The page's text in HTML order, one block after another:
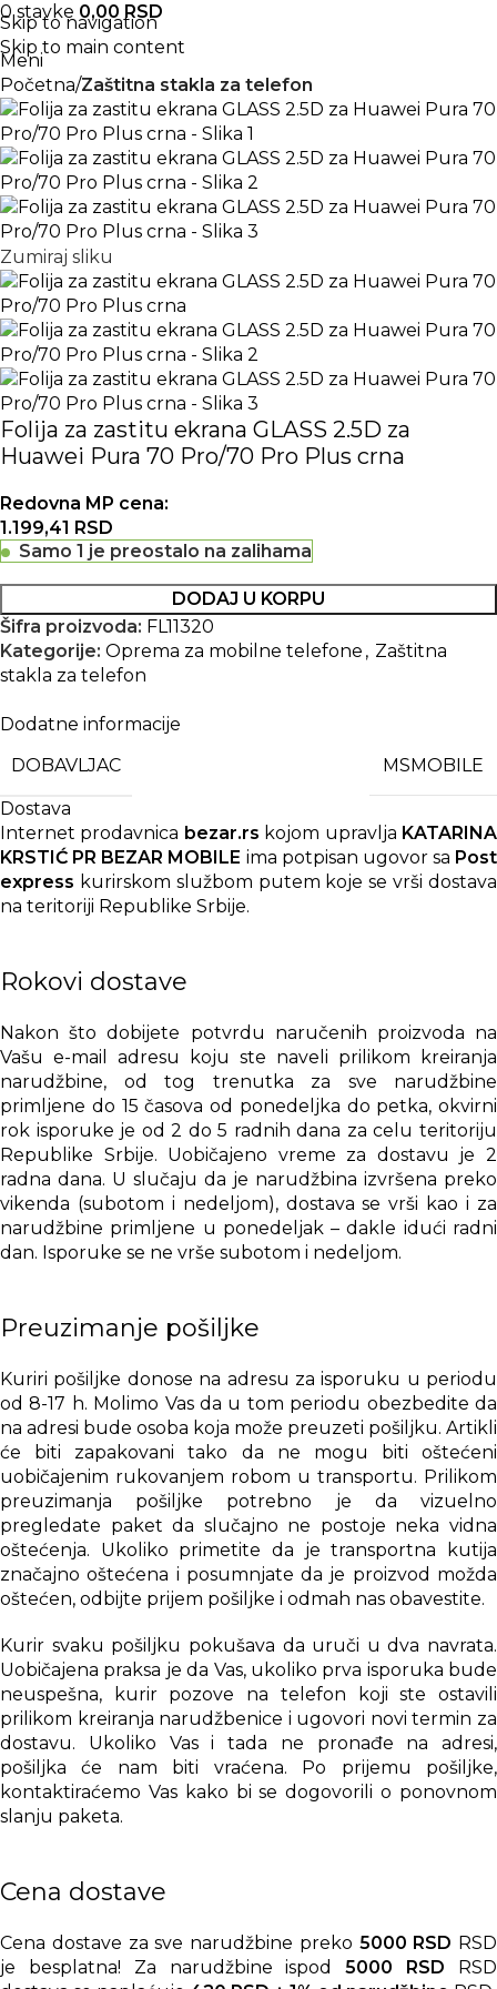
Skip to navigation
Skip to main content
0stavke 0,00 RSD
Meni
Početna Zaštitna stakla za telefon
Zumiraj sliku
Folija za zastitu ekrana GLASS 2.5D za
Huawei Pura 70 Pro/70 Pro Plus crna
Redovna MP cena:
1.199,41 RSD
Samo 1 je preostalo na zalihama
DODAJ U KORPU
Šifra proizvoda: FL11320
Kategorije: Oprema za mobilne telefone , Zaštitna
stakla za telefon
Dodatne informacije
DOBAVLJAC
MSMOBILE
Dostava
Internet prodavnica bezar.rs kojom upravlja KATARINA
KRSTIĆ PR BEZAR MOBILE ima potpisan ugovor sa Post
express kurirskom službom putem koje se vrši dostava
na teritoriji Republike Srbije.
Rokovi dostave
Nakon što dobijete potvrdu naručenih proizvoda na
Vašu e-mail adresu koju ste naveli prilikom kreiranja
narudžbine, od tog trenutka za sve narudžbine
primljene do 15 časova od ponedeljka do petka, okvirni
rok isporuke je od 2 do 5 radnih dana za celu teritoriju
Republike Srbije. Uobičajeno vreme za dostavu je 2
radna dana. U slučaju da je narudžbina izvršena preko
vikenda (subotom i nedeljom), dostava se vrši kao i za
narudžbine primljene u ponedeljak – dakle idući radni
dan. Isporuke se ne vrše subotom i nedeljom.
Preuzimanje pošiljke
Kuriri pošiljke donose na adresu za isporuku u periodu
od 8-17 h. Molimo Vas da u tom periodu obezbedite da
na adresi bude osoba koja može preuzeti pošiljku. Artikli
će biti zapakovani tako da ne mogu biti oštećeni
uobičajenim rukovanjem robom u transportu. Prilikom
preuzimanja pošiljke potrebno je da vizuelno
pregledate paket da slučajno ne postoje neka vidna
oštećenja. Ukoliko primetite da je transportna kutija
značajno oštećena i posumnjate da je proizvod možda
oštećen, odbijte prijem pošiljke i odmah nas obavestite.
Kurir svaku pošiljku pokušava da uruči u dva navrata.
Uobičajena praksa je da Vas, ukoliko prva isporuka bude
neuspešna, kurir pozove na telefon koji ste ostavili
prilikom kreiranja narudžbenice i ugovori novi termin za
dostavu. Ukoliko Vas i tada ne pronađe na adresi,
pošiljka će nam biti vraćena. Po prijemu pošiljke,
kontaktiraćemo Vas kako bi se dogovorili o ponovnom
slanju paketa.
Cena dostave
Cena dostave za sve narudžbine preko 5000 RSD RSD
je besplatna! Za narudžbine ispod5000 RSD RSD